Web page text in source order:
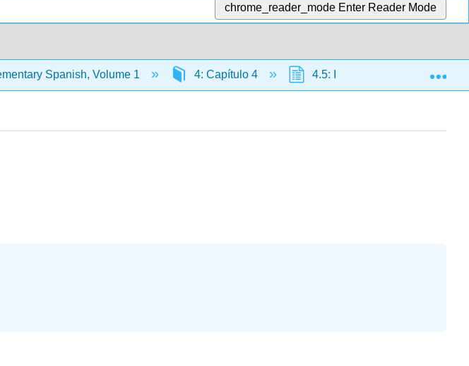
chrome_reader_mode Enter Reader Mode
Spanish, Volume 1 4: Capítulo 4 4.5: Introduction to ¿Adónde